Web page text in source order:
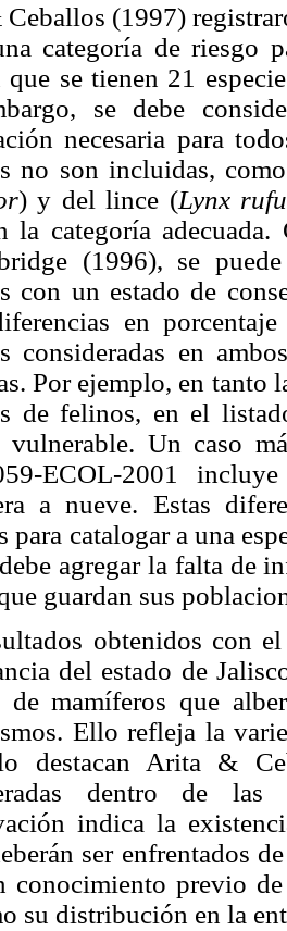
(1997)
categoría de riesgo
que se tienen 21
se debe
necesaria para
no son incluidas,
) y del lince (Lynx
la categoría
(1996), se
con un estado de
en
consideradas en
Por ejemplo, en tanto
de felinos, en el
vulnerable. Un caso
ECOL-2001
a nueve. Estas
para catalogar a una
agregar la falta de
guardan sus
obtenidos con
del estado de
de mamíferos que
Ello refleja la
destacan Arita &
dentro de
indica la
ser enfrentados
conocimiento previo
su distribución en la